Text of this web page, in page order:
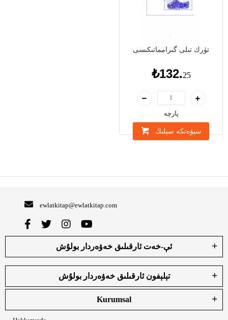
تۈرك تىلى گىرامماتىكىسى
₺132.25
پارچە
سېۋەتكە سېلىڭ
ewlatkitap@ewlatkitap.com
ئې-خەت ئارقىلىق خەۋەردار بولۇش
تېلېفون ئارقىلىق خەۋەردار بولۇش
Kurumsal